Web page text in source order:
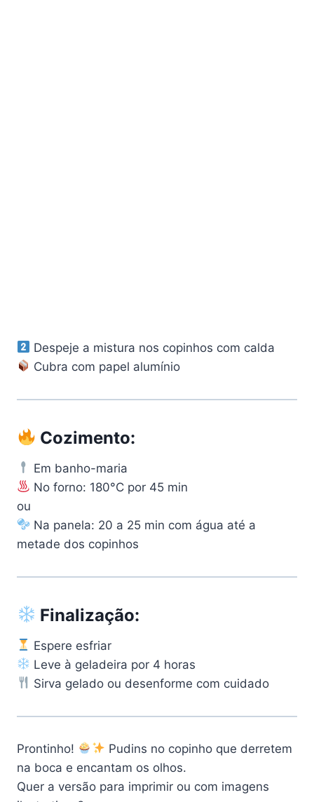
Despeje a mistura nos copinhos com calda
Cubra com papel alumínio
Cozimento:
Em banho-maria
No forno: 180°C por 45 min
ou
Na panela: 20 a 25 min com água até a
metade dos copinhos
Finalização:
Espere esfriar
Leve à geladeira por 4 horas
Sirva gelado ou desenforme com cuidado
Prontinho!
Pudins no copinho que derretem
na boca e encantam os olhos.
Quer a versão para imprimir ou com imagens